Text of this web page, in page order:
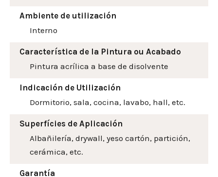
Ambiente de utilización
Interno
Característica de la Pintura ou Acabado
Pintura acrílica a base de disolvente
Indicación de Utilización
Dormitorio, sala, cocina, lavabo, hall, etc.
Superfícies de Aplicación
Albañilería, drywall, yeso cartón, partición,
cerámica, etc.
Garantía